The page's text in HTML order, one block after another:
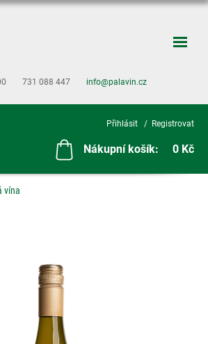
731 088 447 info@palavin.cz
Přihlásit Registrovat
Nákupní košík: 0 Kč
vína